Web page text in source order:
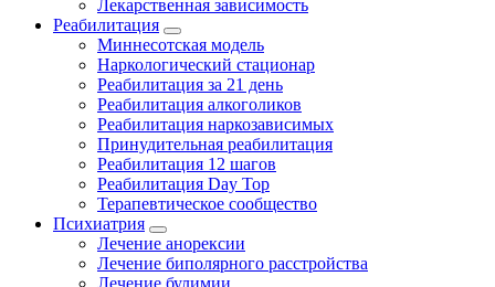
Лекарственная зависимость
Реабилитация
Миннесотская модель
Наркологический стационар
Реабилитация за 21 день
Реабилитация алкоголиков
Реабилитация наркозависимых
Принудительная реабилитация
Реабилитация 12 шагов
Реабилитация Day Top
Терапевтическое сообщество
Психиатрия
Лечение анорексии
Лечение биполярного расстройства
Лечение булимии